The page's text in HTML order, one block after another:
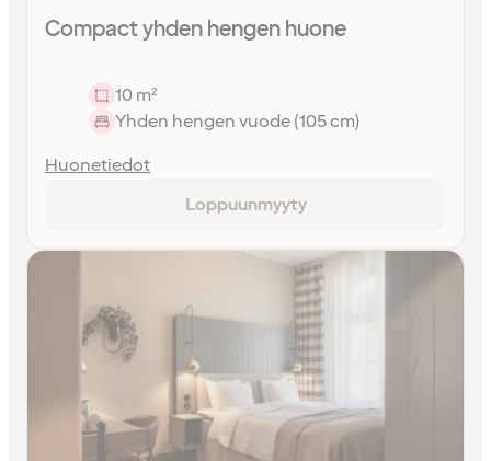
Compact yhden hengen huone
10 m²
Yhden hengen vuode (105 cm)
Huonetiedot
Loppuunmyyty